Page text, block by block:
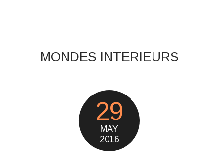
MONDES INTERIEURS
29
MAY
2016